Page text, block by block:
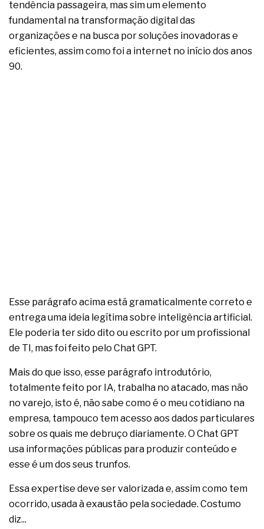
tendência passageira, mas sim um elemento
fundamental na transformação digital das
organizações e na busca por soluções inovadoras e
eficientes, assim como foi a internet no início dos anos
90.
Esse parágrafo acima está gramaticalmente correto e
entrega uma ideia legítima sobre inteligência artificial.
Ele poderia ter sido dito ou escrito por um profissional
de TI, mas foi feito pelo Chat GPT.
Mais do que isso, esse parágrafo introdutório,
totalmente feito por IA, trabalha no atacado, mas não
no varejo, isto é, não sabe como é o meu cotidiano na
empresa, tampouco tem acesso aos dados particulares
sobre os quais me debruço diariamente. O Chat GPT
usa informações públicas para produzir conteúdo e
esse é um dos seus trunfos.
Essa expertise deve ser valorizada e, assim como tem
ocorrido, usada à exaustão pela sociedade. Costumo
diz...